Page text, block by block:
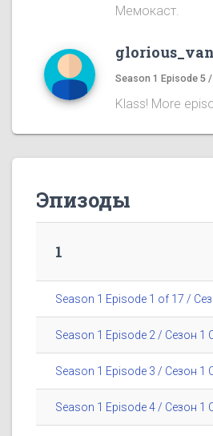
Мемокаст.
glorious_van
Season 1 Episode 5
Klass! More
Эпизоды
1
Season 1 Episode 1 of 17 /
Season 1 Episode 2 / Сезон 1
Season 1 Episode 3 / Сезон 1
Season 1 Episode 4 / Сезон 1